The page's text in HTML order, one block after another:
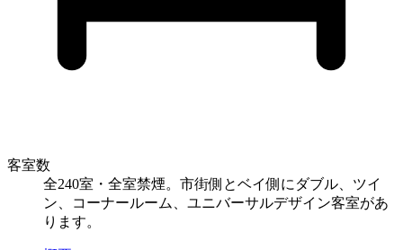
客室数
全240室・全室禁煙。市街側とベイ側にダブル、ツイ
ン、コーナールーム、ユニバーサルデザイン客室があ
ります。